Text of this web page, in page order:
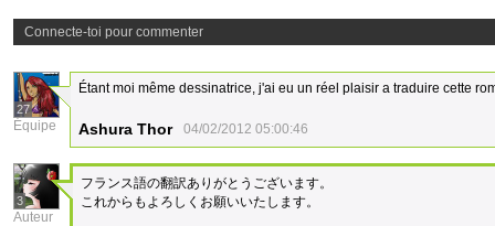
Connecte-toi pour commenter
27
Équipe
Étant moi même dessinatrice, j'ai eu un réel plaisir a traduire cette
Ashura Thor 04/02/2012 05:00:46
3
Auteur
フランス語の翻訳ありがとうございます。
これからもよろしくお願いいたします。